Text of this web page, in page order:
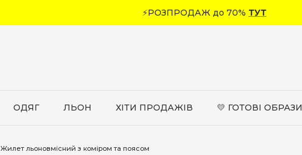
⚡РОЗПРОДАЖ до 70% ТУТ
ОДЯГ ЛЬОН ХІТИ ПРОДАЖІВ 💛 ГОТОВІ ОБРАЗИ
Жилет льоновмісний з коміром та поясом